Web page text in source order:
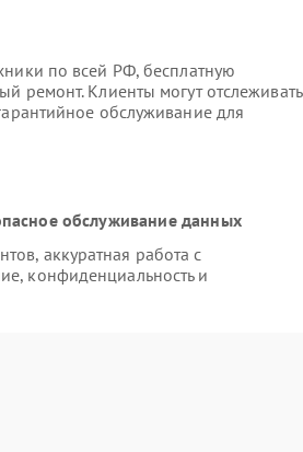
по всей РФ, бесплатную
ремонт. Клиенты могут отслеживать
обслуживание для
обслуживание данных
аккуратная работа с
конфиденциальность и